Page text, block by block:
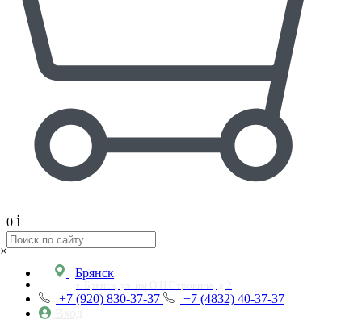
0 i
×
Брянск
+7 (920) 830-37-37
+7 (4832) 40-37-37